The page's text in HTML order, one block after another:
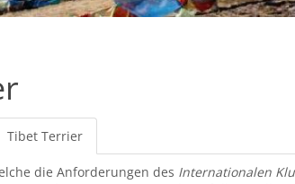
Tibet Terrier
Reiter)
die Anforderungen des Internationalen